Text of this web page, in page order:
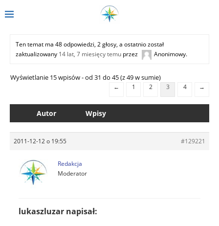
Ten temat ma 48 odpowiedzi, 2 głosy, a ostatnio został
zaktualizowany 14 lat, 7 miesięcy temu przez Anonimowy.
Wyświetlanie 15 wpisów - od 31 do 45 (z 49 w sumie)
← 1 2 3 4 →
Autor Wpisy
2011-12-12 o 19:55 #129221
Redakcja
Moderator
lukaszluzar napisał: